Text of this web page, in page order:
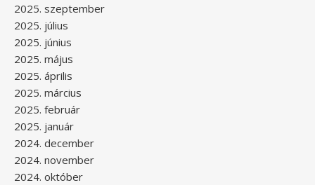
2025. szeptember
2025. július
2025. június
2025. május
2025. április
2025. március
2025. február
2025. január
2024. december
2024. november
2024. október